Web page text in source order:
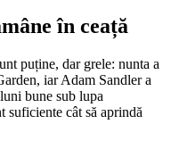
în ceață
puține, dar grele: nunta a
iar Adam Sandler a
bune sub lupa
suficiente cât să aprindă